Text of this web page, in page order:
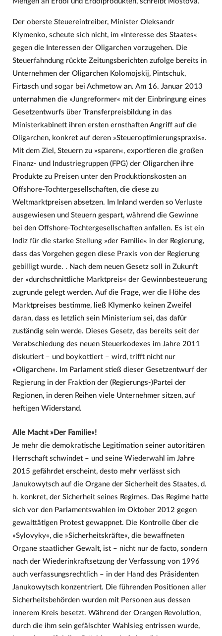
Der oberste Steuereintreiber, Minister Oleksandr
Klymenko, scheute sich nicht, im »Interesse des Staates«
gegen die Interessen der Oligarchen vorzugehen. Die
Steuerfahndung rückte Zeitungsberichten zufolge bereits in
Unternehmen der Oligarchen Kolomojskij, Pintschuk,
Firtasch und sogar bei Achmetow an. Am 16. Januar 2013
unternahmen die »Jungreformer« mit der Einbringung eines
Gesetzentwurfs über Transferpreisbildung in das
Ministerkabinett ihren ersten ernsthaften Angriff auf die
Oligarchen, konkret auf deren »Steueroptimierungspraxis«.
Mit dem Ziel, Steuern zu »sparen«, exportieren die großen
Finanz- und Industriegruppen (FPG) der Oligarchen ihre
Produkte zu Preisen unter den Produktionskosten an
Offshore-Tochtergesellschaften, die diese zu
Weltmarktpreisen absetzen. Im Inland werden so Verluste
ausgewiesen und Steuern gespart, während die Gewinne
bei den Offshore-Tochtergesellschaften anfallen. Es ist ein
Indiz für die starke Stellung »der Familie« in der Regierung,
dass das Vorgehen gegen diese Praxis von der Regierung
gebilligt wurde. . Nach dem neuen Gesetz soll in Zukunft
der »durchschnittliche Marktpreis« der Gewinnbesteuerung
zugrunde gelegt werden. Auf die Frage, wer die Höhe des
Marktpreises bestimme, ließ Klymenko keinen Zweifel
daran, dass es letzlich sein Ministerium sei, das dafür
zuständig sein werde. Dieses Gesetz, das bereits seit der
Verabschiedung des neuen Steuerkodexes im Jahre 2011
diskutiert – und boykottiert – wird, trifft nicht nur
»Oligarchen«. Im Parlament stieß dieser Gesetzentwurf der
Regierung in der Fraktion der (Regierungs-)Partei der
Regionen, in deren Reihen viele Unternehmer sitzen, auf
heftigen Widerstand.
Alle Macht »Der Familie«!
Je mehr die demokratische Legitimation seiner autoritären
Herrschaft schwindet – und seine Wiederwahl im Jahre
2015 gefährdet erscheint, desto mehr verlässt sich
Janukowytsch auf die Organe der Sicherheit des Staates, d.
h. konkret, der Sicherheit seines Regimes. Das Regime hatte
sich vor den Parlamentswahlen im Oktober 2012 gegen
gewalttätigen Protest gewappnet. Die Kontrolle über die
»Sylovyky«, die »Sicherheitskräfte«, die bewaffneten
Organe staatlicher Gewalt, ist – nicht nur de facto, sondern
nach der Wiederinkraftsetzung der Verfassung von 1996
auch verfassungsrechtlich – in der Hand des Präsidenten
Janukowytsch konzentriert. Die führenden Positionen aller
Sicherheitsbehörden wurden mit Personen aus dessen
innerem Kreis besetzt. Während der Orangen Revolution,
durch die ihm sein gefälschter Wahlsieg entrissen wurde,